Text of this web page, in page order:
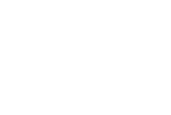
Abel Matutes, de Palya
Marbella representa la
diseño icónico y una
experiencia. La Costa
internacionales del